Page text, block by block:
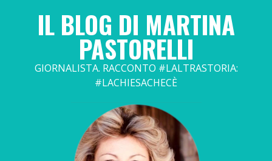
IL BLOG DI MARTINA
PASTORELLI
GIORNALISTA. RACCONTO #LALTRASTORIA:
#LACHIESACHECÈ